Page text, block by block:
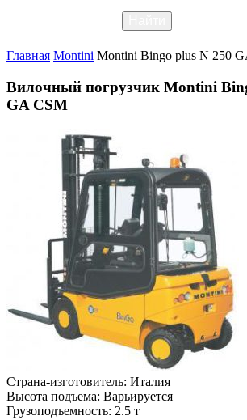
Главная Montini Montini Bingo plus N 250
Вилочный погрузчик Montini
GA CSM
Страна-изготовитель: Италия
Высота подъема: Варьируется
Грузоподъемность: 2.5 т